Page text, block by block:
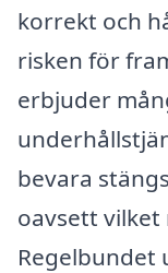
korrekt och
risken för
erbjuder
bevara
oavsett vilket
Regelbundet